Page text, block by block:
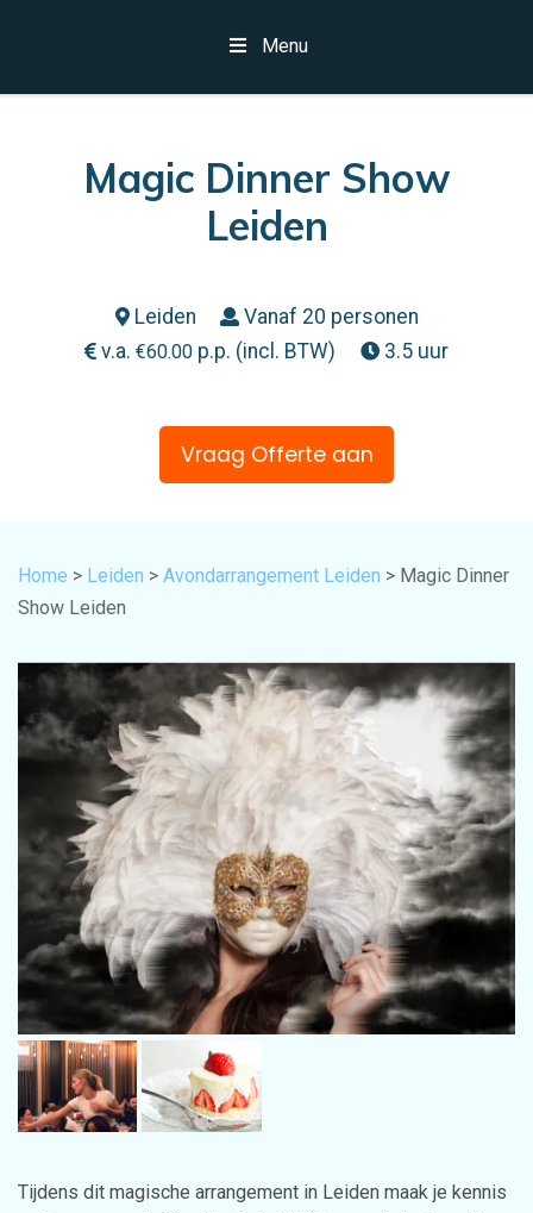
Menu
Magic Dinner Show
Leiden
Leiden
Vanaf 20 personen
v.a.€60.00 p.p. (incl. BTW) 3.5 uur
Vraag Offerte aan
Home > Leiden > Avondarrangement Leiden > Magic Dinner
Show Leiden
Tijdens dit magische arrangement in Leiden maak je kennis